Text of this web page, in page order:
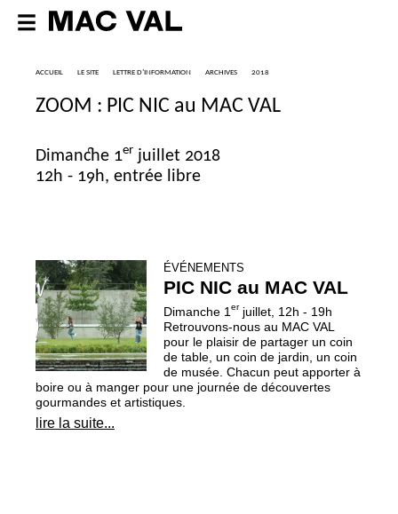
ACCUEIL LE SITE LETTRE D’INFORMATION ARCHIVES 2018
ZOOM : PIC NIC au MAC VAL
Dimanche 1er juillet 2018
12h - 19h, entrée libre
ÉVÉNEMENTS
PIC NICau MAC VAL
Dimanche 1 erjuillet, 12h - 19h
Retrouvons-nous au MAC VAL
pour le plaisir de partager un coin
de table, un coin de jardin, un coin
de musée. Chacun peut apporter à
boire ou à manger pour une journée de découvertes
gourmandes et artistiques.
lire la suite...